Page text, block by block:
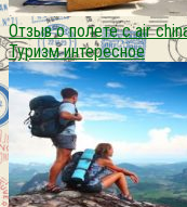
Отзыв о полете с air
Туризм интересное